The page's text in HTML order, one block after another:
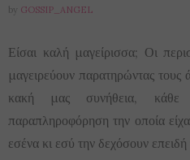
by GOSSIP_ANGEL
Είσαι καλή μαγείρισσα; Οι
μαγειρεύουν παρατηρώντας τους
κακή μας συνήθεια, κάθε
παραπληροφόρηση την οποία
εσένα κι εσύ την δεχόσουν